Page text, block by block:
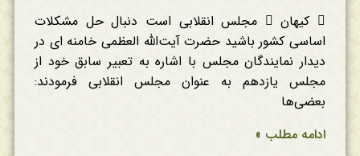
 کیهان  مجلس انقلابی است دنبال حل مشکلات
اساسی کشور باشید حضرت آیت‌الله العظمی خامنه ای در
دیدار نمایندگان مجلس با اشاره به تعبیر سابق خود از
مجلس یازدهم به عنوان مجلس انقلابی فرمودند:
بعضی‌ها
ادامه مطلب »